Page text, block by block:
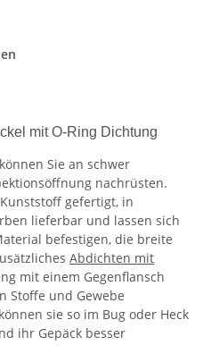
mit O-Ring Dichtung
Sie an schwer
nachrüsten.
gefertigt, in
lieferbar und lassen sich
befestigen, die breite
Abdichten mit
mit einem Gegenflansch
Stoffe und Gewebe
sie so im Bug oder Heck
ihr Gepäck besser